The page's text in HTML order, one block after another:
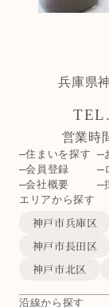
兵庫県
TEL.
営業時
住まいを探す
会員登録
会社概要
エリアから探す
神戸市兵庫区
神戸市長田区
神戸市北区
沿線から探す